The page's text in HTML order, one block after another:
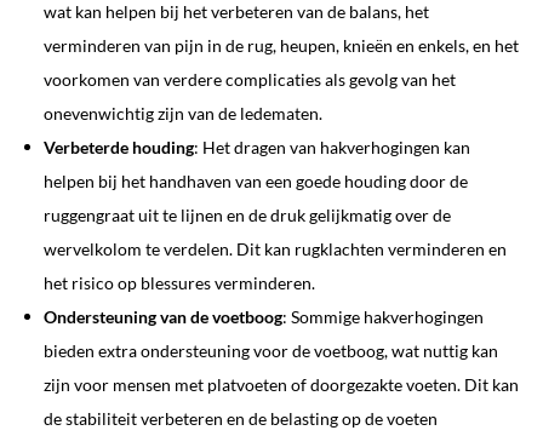
wat kan helpen bij het verbeteren van de balans, het
verminderen van pijn in de rug, heupen, knieën en enkels, en het
voorkomen van verdere complicaties als gevolg van het
onevenwichtig zijn van de ledematen.
Verbeterde houding: Het dragen van hakverhogingen kan
helpen bij het handhaven van een goede houding door de
ruggengraat uit te lijnen en de druk gelijkmatig over de
wervelkolom te verdelen. Dit kan rugklachten verminderen en
het risico op blessures verminderen.
Ondersteuning van de voetboog: Sommige hakverhogingen
bieden extra ondersteuning voor de voetboog, wat nuttig kan
zijn voor mensen met platvoeten of doorgezakte voeten. Dit kan
de stabiliteit verbeteren en de belasting op de voeten